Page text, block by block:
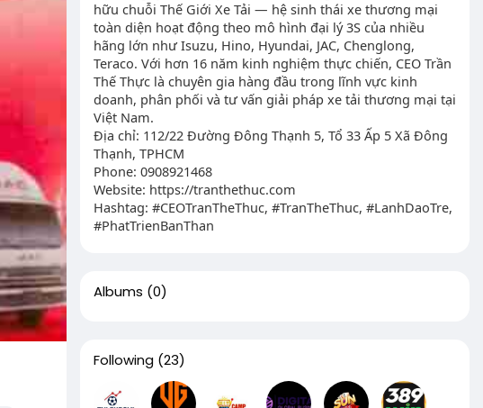
hữu chuỗi Thế Giới Xe Tải — hệ sinh thái xe thương mại
toàn diện hoạt động theo mô hình đại lý 3S của nhiều
hãng lớn như Isuzu, Hino, Hyundai, JAC, Chenglong,
Teraco. Với hơn 16 năm kinh nghiệm thực chiến, CEO Trần
Thế Thực là chuyên gia hàng đầu trong lĩnh vực kinh
doanh, phân phối và tư vấn giải pháp xe tải thương mại tại
Việt Nam.
Địa chỉ: 112/22 Đường Đông Thạnh 5, Tổ 33 Ấp 5 Xã Đông
Thạnh, TPHCM
Phone: 0908921468
Website: https://tranthethuc.com
Hashtag: #CEOTranTheThuc, #TranTheThuc, #LanhDaoTre,
#PhatTrienBanThan
Albums (0)
Following (23)